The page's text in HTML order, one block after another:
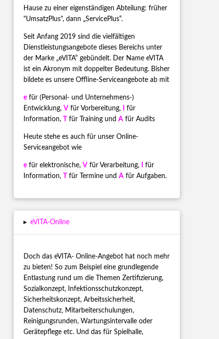
Hause zu einer eigenständigen Abteilung: früher
"UmsatzPlus", dann „ServicePlus“.
Seit Anfang 2019 sind die vielfältigen
Dienstleistungsangebote dieses Bereichs unter
der Marke „eVITA“ gebündelt. Der Name eVITA
ist ein Akronym mit doppelter Bedeutung. Bisher
bildete es unsere Offline-Serviceangebote ab mit
efür (Personal- und Unternehmens-)
Entwicklung, V für Vorbereitung,
für
Information,
für Training und Afür Audits
Heute stehe es auch für unser Online-
Serviceangebot wie
efür elektronische, V für Verarbeitung,
für
Information,
für Termine und Afür Aufgaben.
▸ eVITA-Online
Doch das eVITA- Online-Angebot hat noch mehr
zu bieten! So zum Beispiel eine grundlegende
Entlastung rund um die Themen Zertifizierung,
Sozialkonzept, Infektionsschutzkonzept,
Sicherheitskonzept, Arbeitssicherheit,
Datenschutz, Mitarbeiterschulungen,
Reinigungsrunden, Wartungsintervalle oder
Gerätepflege etc. Und das für Spielhalle,